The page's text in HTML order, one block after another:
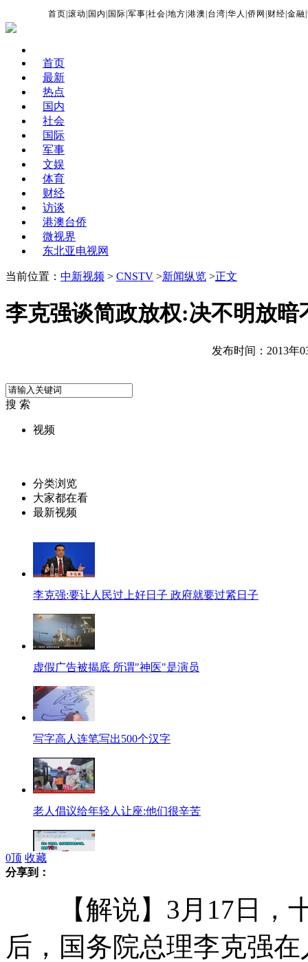
首页 |滚动 国内 国际 |军事 |社会 |地方 |港澳 台湾 |华人 |侨网 财经 |金融 |
首页
最新
热点
国内
社会
国际
军事
文娱
体育
财经
访谈
港澳台侨
微视界
东北亚电视网
当前位置： 中新视频 > CNSTV >新闻纵览 >正文
李克强谈简政放权:决不明放暗
发布时间：2013年
搜 索
视频
分类浏览
大家都在看
最新视频
李克强:要让人民过上好日子 政府就要过紧日子
虚假广告被揭底 所谓"神医"是演员
写字高人连笔写出500个汉字
老人倡议给年轻人让座:他们很辛苦
揭开电影无特效的本真面目
0顶 收藏
分享到：
【解说】3月17日，十
后，国务院总理李克强